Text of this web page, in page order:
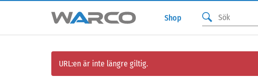
Shop
URL:en är inte längre giltig.